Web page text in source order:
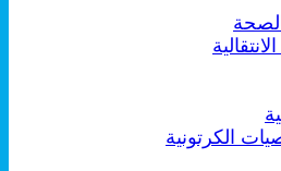
الكرتونية